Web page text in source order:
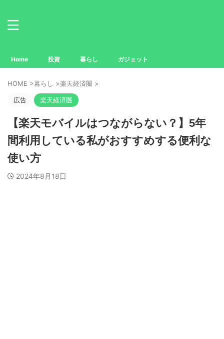
Home 投資 暮らし ガジェット
HOME >暮らし >楽天経済圏 >
広告 楽天経済圏
【楽天モバイルはつながらない？】5年
間利用している私がおすすめする便利な
使い方
2024年8月18日